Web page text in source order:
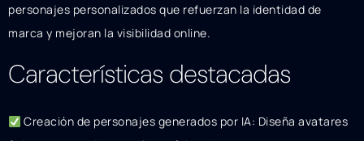
personajes personalizados que refuerzan la identidad de
marca y mejoran la visibilidad online.
Características destacadas
Creación de personajes generados por IA: Diseña avatares